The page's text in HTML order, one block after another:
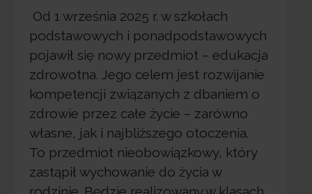
Od 1 września 2025 r. w szkołach
podstawowych i ponadpodstawowych
pojawił się nowy przedmiot – edukacja
zdrowotna. Jego celem jest rozwijanie
kompetencji związanych z dbaniem o
zdrowie przez całe życie – zarówno
własne, jak i najbliższego otoczenia.
To przedmiot nieobowiązkowy, który
zastąpił wychowanie do życia w